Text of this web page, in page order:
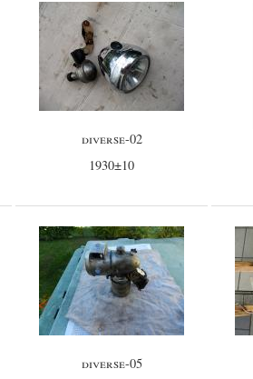
diverse-02
1930±10
diverse-05